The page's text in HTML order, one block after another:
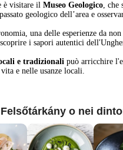
è visitare ilMuseo Geologico, che
geologico dell’area e
una delle esperienze da
i sapori autentici
e tradizionali può arricchire
e nelle usanze locali.
o nei